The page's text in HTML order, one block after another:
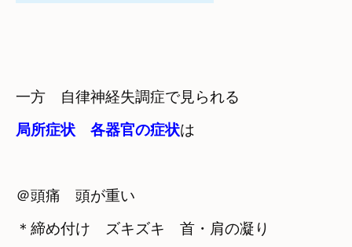
局所症状　各器官の症状は
＠頭痛　頭が重い
＊締め付け　ズキズキ　首・肩の凝り